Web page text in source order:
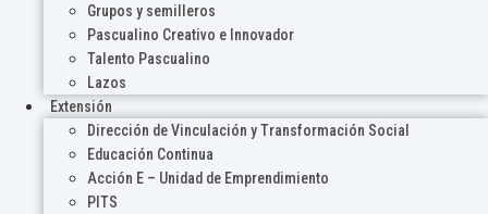
Grupos y semilleros
Pascualino Creativo e Innovador
Talento Pascualino
Lazos
Extensión
Dirección de Vinculación y Transformación Social
Educación Continua
Acción E – Unidad de Emprendimiento
PITS